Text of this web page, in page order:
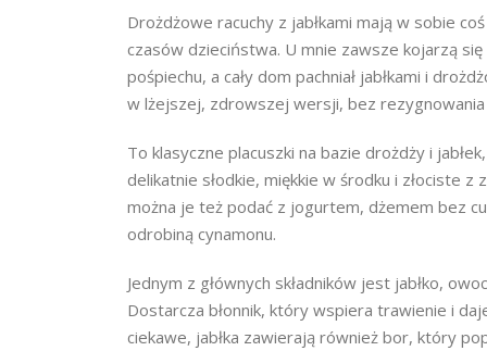
Drożdżowe racuchy z jabłkami mają w sobie
czasów dzieciństwa. U mnie zawsze kojarzą
pośpiechu, a cały dom pachniał jabłkami i
w lżejszej, zdrowszej wersji, bez
To klasyczne placuszki na bazie drożdży i
delikatnie słodkie, miękkie w środku i złociste
można je też podać z jogurtem, dżemem bez
odrobiną cynamonu.
Jednym z głównych składników jest jabłko,
Dostarcza błonnik, który wspiera trawienie i
ciekawe, jabłka zawierają również bor, który